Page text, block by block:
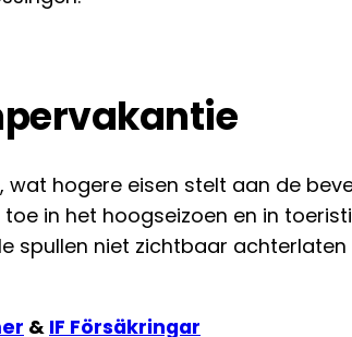
hogere eisen stelt aan de
in het hoogseizoen en in
spullen niet zichtbaar
& IF Försäkringar